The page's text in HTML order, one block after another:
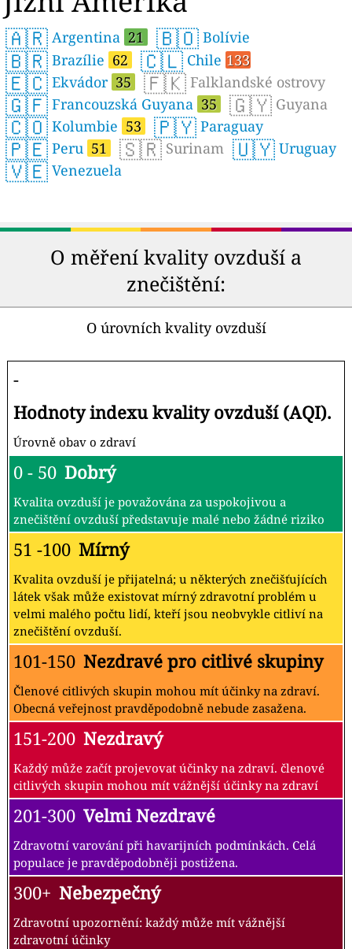
🇦🇷 Argentina 21 🇧🇴 Bolívie
🇧🇷 Brazílie 62 🇨🇱 Chile 133
🇪🇨 Ekvádor 35 🇫🇰 Falklandské ostrovy
🇬🇫 Francouzská Guyana 35 🇬🇾 Guyana
🇨🇴 Kolumbie 53 🇵🇾 Paraguay
🇵🇪 Peru 51 🇸🇷 Surinam 🇺🇾 Uruguay
🇻🇪 Venezuela
O měření kvality ovzduší a
znečištění:
O úrovních kvality ovzduší
-
Hodnoty indexu kvality ovzduší (AQI).
Úrovně obav o zdraví
0 - 50 Dobrý
Kvalita ovzduší je považována za uspokojivou a
znečištění ovzduší představuje malé nebo žádné riziko
51 -100 Mírný
Kvalita ovzduší je přijatelná; u některých znečišťujících
látek však může existovat mírný zdravotní problém u
velmi malého počtu lidí, kteří jsou neobvykle citliví na
znečištění ovzduší.
101-150 Nezdravé pro citlivé skupiny
Členové citlivých skupin mohou mít účinky na zdraví.
Obecná veřejnost pravděpodobně nebude zasažena.
151-200 Nezdravý
Každý může začít projevovat účinky na zdraví. členové
citlivých skupin mohou mít vážnější účinky na zdraví
201-300 Velmi Nezdravé
Zdravotní varování při havarijních podmínkách. Celá
populace je pravděpodobněji postižena.
300+ Nebezpečný
Zdravotní upozornění: každý může mít vážnější
zdravotní účinky